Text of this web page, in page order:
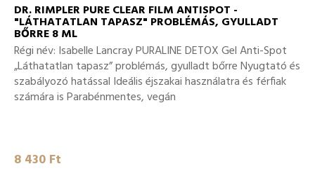
DR. RIMPLER PURE CLEAR FILM ANTISPOT -
"LÁTHATATLAN TAPASZ" PROBLÉMÁS, GYULLADT
BŐRRE 8 ML
Régi név: Isabelle Lancray PURALINE DETOX Gel Anti-Spot
„Láthatatlan tapasz” problémás, gyulladt bőrre Nyugtató és
szabályozó hatással Ideális éjszakai használatra és férfiak
számára is Parabénmentes, vegán
8 430 Ft‎